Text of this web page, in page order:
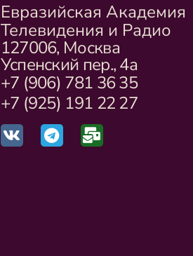
Евразийская Академия
Телевидения и Радио
127006, Москва
Успенский пер., 4а
+7 (906) 781 36 35
+7 (925) 191 22 27